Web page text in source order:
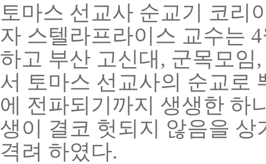
토마스 선교사 순교기 코리
자 스텔라프라이스 교수는
하고 부산 고신대, 군목모
서 토마스 선교사의 순교로
에 전파되기까지 생생한 하
생이 결코 헛되지 않음을
격려 하였다.